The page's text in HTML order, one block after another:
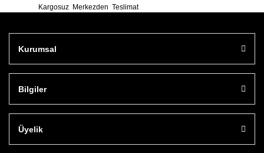
Kargosuz Merkezden Teslimat
Kurumsal
Bilgiler
Üyelik